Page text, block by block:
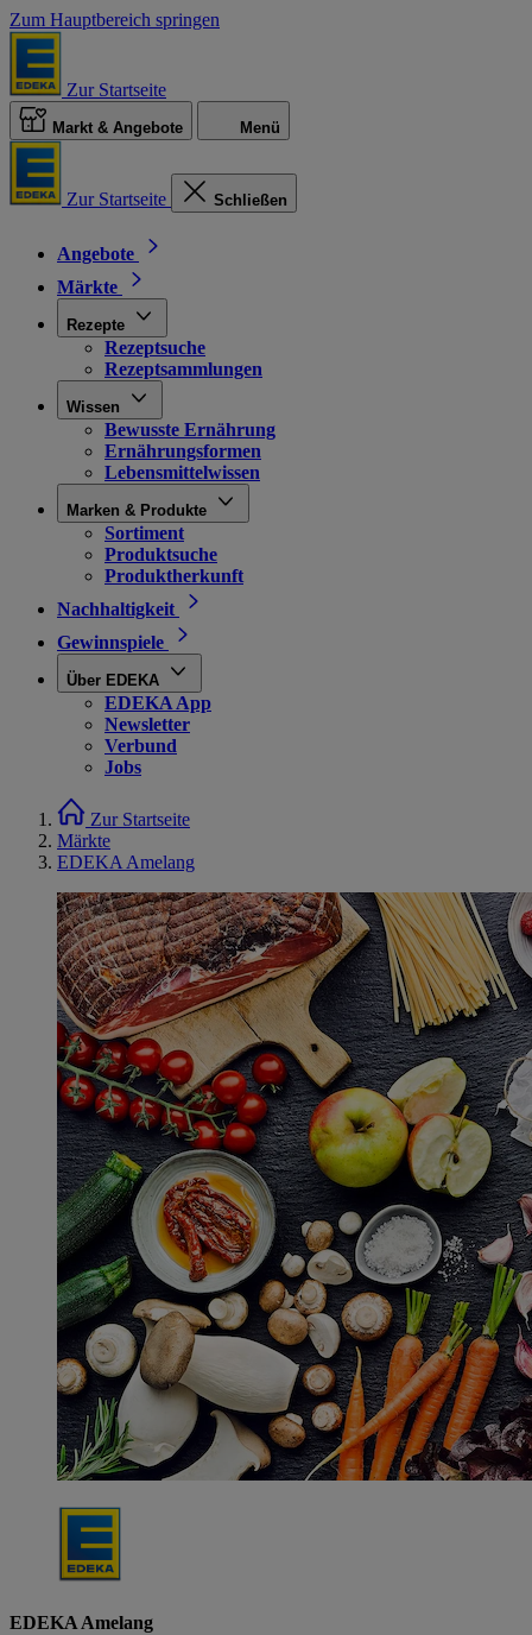
Zum Hauptbereich springen
Zur Startseite
Markt & Angebote Menü
Zur Startseite Schließen
Angebote
Märkte
Rezepte
Rezeptsuche
Rezeptsammlungen
Wissen
Bewusste Ernährung
Ernährungsformen
Lebensmittelwissen
Marken & Produkte
Sortiment
Produktsuche
Produktherkunft
Nachhaltigkeit
Gewinnspiele
Über EDEKA
EDEKA App
Newsletter
Verbund
Jobs
Zur Startseite
Märkte
EDEKA Amelang
EDEKA Amelang